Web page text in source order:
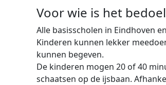
Voor wie is het
Alle basisscholen in Eindhoven
Kinderen kunnen lekker
kunnen begeven.
De kinderen mogen 20 of 40
schaatsen op de ijsbaan.